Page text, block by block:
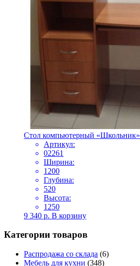
Стол компьютерный «Школьник»
Артикул:
02261
Ширина:
1200
Глубина:
520
Высота:
1250
9 340 р. В корзину
Категории товаров
Распродажа со склада (6)
Мебель для кухни (348)